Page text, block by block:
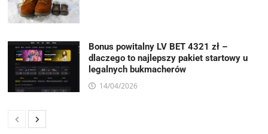
Bonus powitalny LV BET 4321 zł –
dlaczego to najlepszy pakiet startowy u
legalnych bukmacherów
14/04/2026